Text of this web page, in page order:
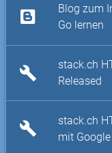
Blog zum
Go lernen
build
stack.ch
Released
build
stack.ch
mit